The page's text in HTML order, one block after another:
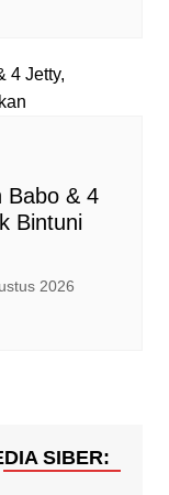
Babo & 4
Bintuni
2026
SIBER: